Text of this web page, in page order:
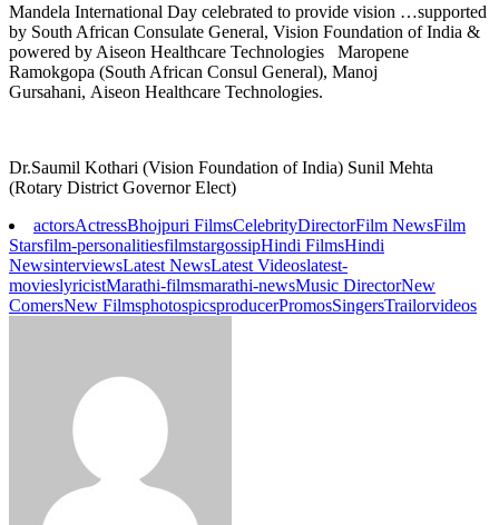
Mandela International Day celebrated to provide vision …supported
by South African Consulate General, Vision Foundation of India &
powered by Aiseon Healthcare Technologies Maropene
Ramokgopa (South African Consul General), Manoj
Gursahani, Aiseon Healthcare Technologies.
Dr.Saumil Kothari (Vision Foundation of India) Sunil Mehta
(Rotary District Governor Elect)
actorsActressBhojpuri FilmsCelebrityDirectorFilm NewsFilm
Starsfilm-personalitiesfilmstargossipHindi FilmsHindi
NewsinterviewsLatest NewsLatest Videoslatest-
movieslyricistMarathi-filmsmarathi-newsMusic DirectorNew
ComersNew FilmsphotospicsproducerPromosSingersTrailorvideos